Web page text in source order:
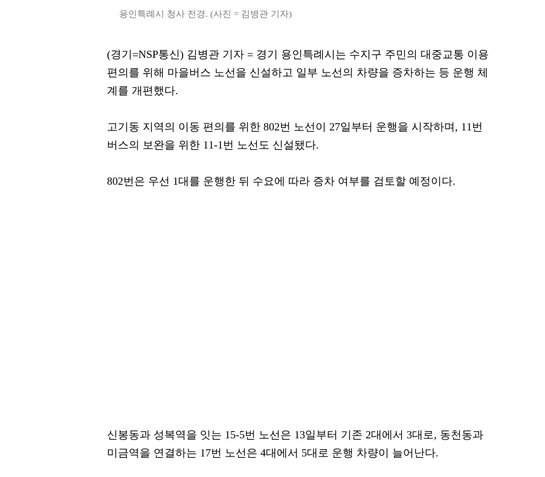
용인특례시 청사 전경. (사진 = 김병관 기자)
(경기=NSP통신) 김병관 기자 = 경기 용인특례시는 수지구 주민의 대중교통 이용
편의를 위해 마을버스 노선을 신설하고 일부 노선의 차량을 증차하는 등 운행 체
계를 개편했다.
고기동 지역의 이동 편의를 위한 802번 노선이 27일부터 운행을 시작하며, 11번
버스의 보완을 위한 11-1번 노선도 신설됐다.
802번은 우선 1대를 운행한 뒤 수요에 따라 증차 여부를 검토할 예정이다.
신봉동과 성복역을 잇는 15-5번 노선은 13일부터 기존 2대에서 3대로, 동천동과
미금역을 연결하는 17번 노선은 4대에서 5대로 운행 차량이 늘어난다.